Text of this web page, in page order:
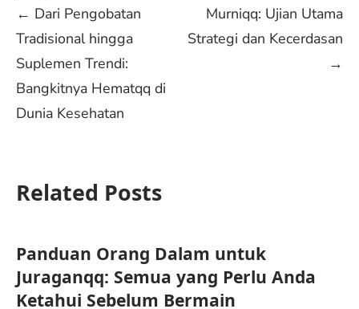
Post
navigation
← Dari Pengobatan
Tradisional hingga
Suplemen Trendi:
Bangkitnya Hematqq di
Dunia Kesehatan
Murniqq: Ujian Utama
Strategi dan Kecerdasan
→
Related Posts
Panduan Orang Dalam untuk
Juraganqq: Semua yang Perlu Anda
Ketahui Sebelum Bermain